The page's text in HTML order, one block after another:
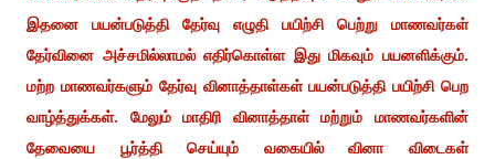
இதனை பயன்படுத்தி தேர்வு எழுதி பயிற்சி பெற்று மாணவர்கள்
தேர்வினை அச்சமில்லாமல் எதிர்கொள்ள இது மிகவும் பயனளிக்கும்.
மற்ற மாணவர்களும் தேர்வு வினாத்தாள்கள் பயன்படுத்தி பயிற்சி பெற
வாழ்த்துக்கள். மேலும் மாதிரி வினாத்தாள் மற்றும் மாணவர்களின்
தேவையை பூர்த்தி செய்யும் வகையில் வினா விடைகள்